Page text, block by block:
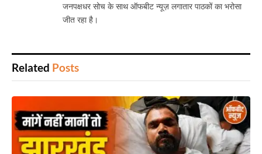
जनपक्षधर सोच के साथ ऑफबीट न्यूज़ लगातार पाठकों का भरोसा
जीत रहा है।
Related Posts